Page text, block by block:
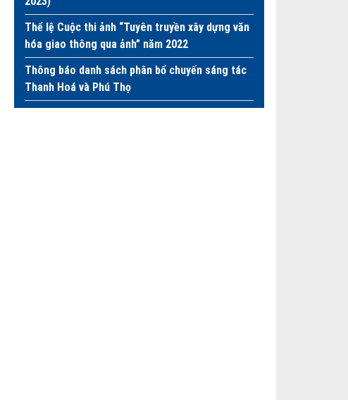
Thể lệ Cuộc thi ảnh “Tuyên truyền xây dựng văn
hóa giao thông qua ảnh” năm 2022
Thông báo danh sách phân bổ chuyến sáng tác
Thanh Hoá và Phú Thọ